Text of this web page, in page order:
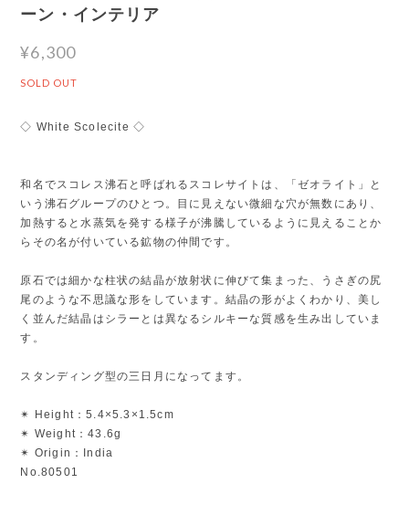
ーン・インテリア
¥6,300
SOLD OUT
◇ White Scolecite ◇
和名でスコレス沸石と呼ばれるスコレサイトは、「ゼオライト」と
いう沸石グループのひとつ。目に見えない微細な穴が無数にあり、
加熱すると水蒸気を発する様子が沸騰しているように見えることか
らその名が付いている鉱物の仲間です。
原石では細かな柱状の結晶が放射状に伸びて集まった、うさぎの尻
尾のような不思議な形をしています。結晶の形がよくわかり、美し
く並んだ結晶はシラーとは異なるシルキーな質感を生み出していま
す。
スタンディング型の三日月になってます。
✴︎ Height：5.4×5.3×1.5cm
✴︎ Weight：43.6g
✴︎ Origin：India
No.80501